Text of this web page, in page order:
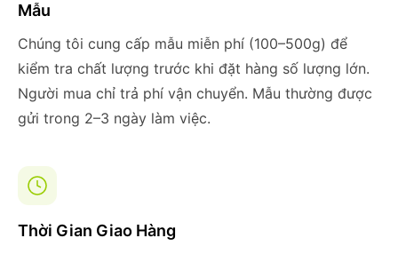
Mẫu
Chúng tôi cung cấp mẫu miễn phí (100–500g) để
kiểm tra chất lượng trước khi đặt hàng số lượng lớn.
Người mua chỉ trả phí vận chuyển. Mẫu thường được
gửi trong 2–3 ngày làm việc.
Thời Gian Giao Hàng